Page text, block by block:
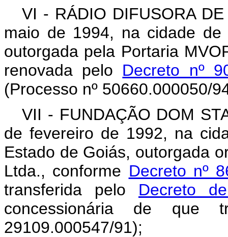
VI - RÁDIO DIFUSORA
maio de 1994, na cidade
outorgada pela Portaria
renovada pelo Decreto nº
(Processo nº 50660.000050/
VII - FUNDAÇÃO DOM
de fevereiro de 1992, na
Estado de Goiás, outorgada
Ltda., conforme Decreto nº
transferida pelo Decreto
concessionária de que
29109.000547/91);